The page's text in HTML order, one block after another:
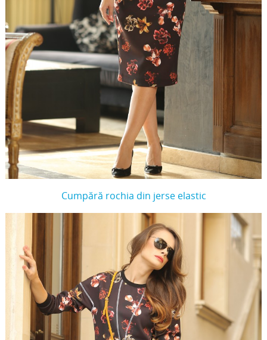
Cumpără rochia din jerse elastic